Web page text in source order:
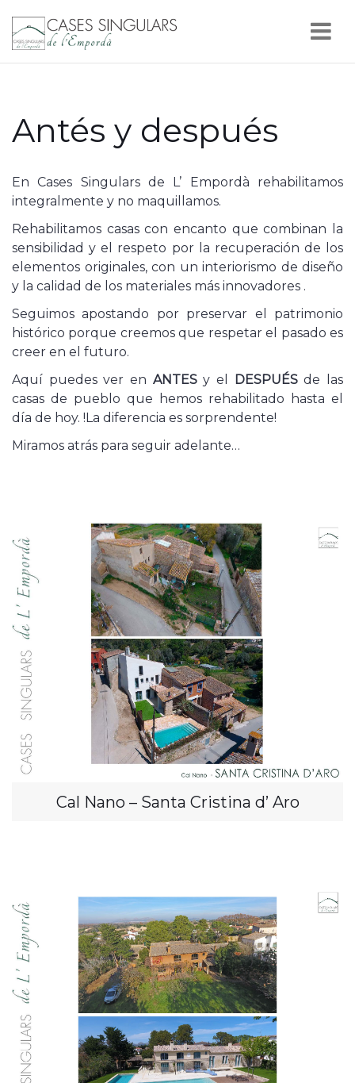
Antés y después
En Cases Singulars de L’ Empordà rehabilitamos
integralmente y no maquillamos.
Rehabilitamos casas con encanto que combinan la
sensibilidad y el respeto por la recuperación de los
elementos originales, con un interiorismo de diseño
y la calidad de los materiales más innovadores .
Seguimos apostando por preservar el patrimonio
histórico porque creemos que respetar el pasado es
creer en el futuro.
Aquí puedes ver en ANTESy el DESPUÉSde las
casas de pueblo que hemos rehabilitado hasta el
día de hoy. !La diferencia es sorprendente!
Miramos atrás para seguir adelante…
Cal Nano – Santa Cristina d’ Aro